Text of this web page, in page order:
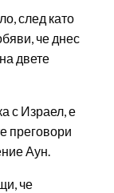
след като
че днес
двете
с Израел, е
преговори
Аун.
че